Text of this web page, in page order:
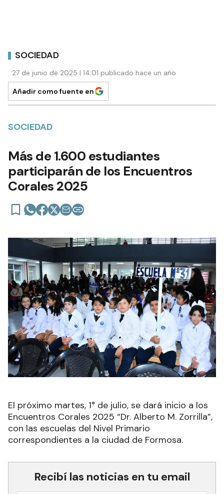
SOCIEDAD
27 de junio de 2025 | 14:01 publicado hace un año
Añadir como fuente en
SOCIEDAD
Más de 1.600 estudiantes
participarán de los Encuentros
Corales 2025
El próximo martes, 1° de julio, se dará inicio a los
Encuentros Corales 2025 “Dr. Alberto M. Zorrilla”,
con las escuelas del Nivel Primario
correspondientes a la ciudad de Formosa.
Recibí las noticias en tu email